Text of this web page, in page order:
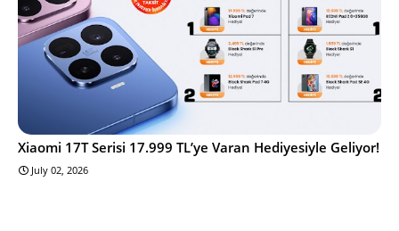
Xiaomi 17T Serisi 17.999 TL’ye Varan Hediyesiyle Geliyor!
July 02, 2026